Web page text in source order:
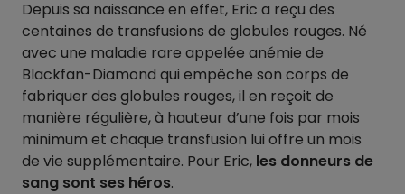
Depuis sa naissance en effet, Eric a reçu des
centaines de transfusions de globules rouges. Né
avec une maladie rare appelée anémie de
Blackfan-Diamond qui empêche son corps de
fabriquer des globules rouges, il en reçoit de
manière régulière, à hauteur d’une fois par mois
minimum et chaque transfusion lui offre un mois
de vie supplémentaire. Pour Eric, les donneurs de
sang sont ses héros.